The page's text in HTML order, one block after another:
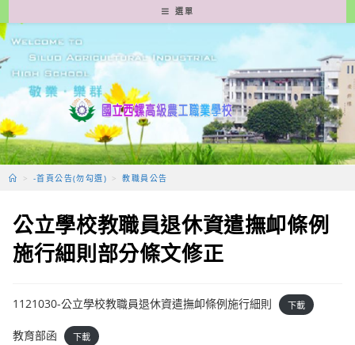
轉
至
要
容
選單
> -首頁公告(勿勾選) > 教職員公告
公立學校教職員退休資遣撫卹條例
施行細則部分條文修正
1121030-公立學校教職員退休資遣撫卹條例施行細則 下載
教育部函 下載